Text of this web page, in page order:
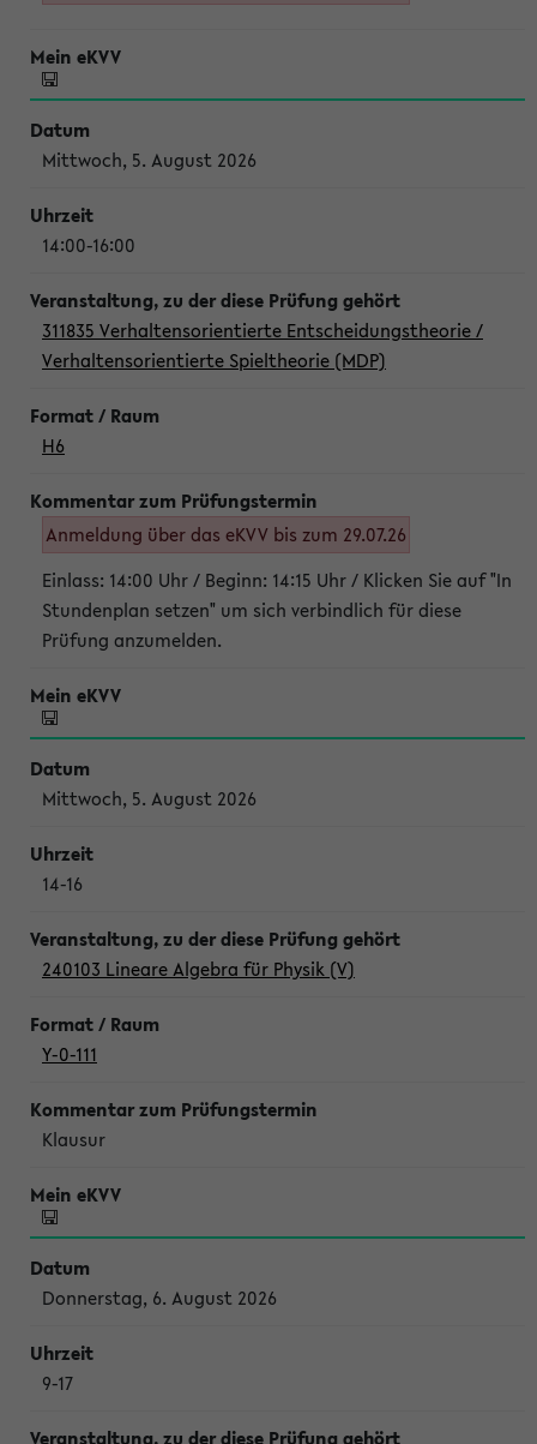
Mittwoch, 5. August 2026
14:00-16:00
311835 Verhaltensorientierte Entscheidungstheorie /
Verhaltensorientierte Spieltheorie (MDP)
H6
Anmeldung über das eKVV bis zum 29.07.26
Einlass: 14:00 Uhr / Beginn: 14:15 Uhr / Klicken Sie auf "In
Stundenplan setzen" um sich verbindlich für diese
Prüfung anzumelden.
Mittwoch, 5. August 2026
14-16
240103 Lineare Algebra für Physik (V)
Y-0-111
Klausur
Donnerstag, 6. August 2026
9-17